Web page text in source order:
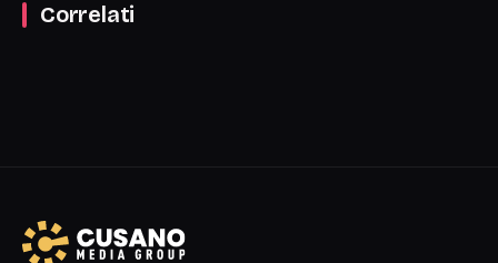
Correlati